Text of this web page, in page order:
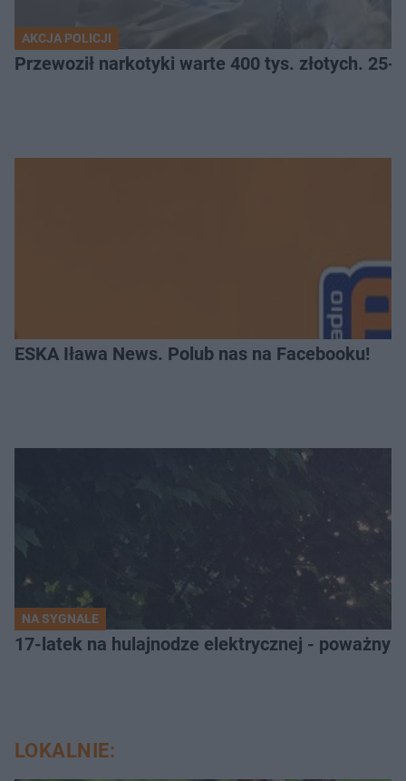
AKCJA POLICJI
Przewoził narkotyki warte 400 tys. złotych.
ESKA Iława News. Polub nas na Facebooku!
NA SYGNALE
17-latek na hulajnodze elektrycznej - poważny
LOKALNIE: